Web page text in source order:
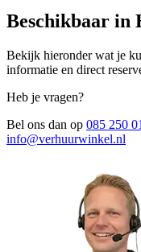
Beschikbaar in
Bekijk hieronder wat je
informatie en direct
Heb je vragen?
Bel ons dan op 085 250
info@verhuurwinkel.nl